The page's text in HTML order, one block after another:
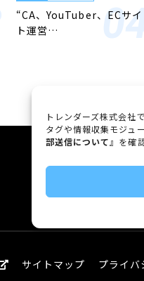
トレンダーズ株式会社
タグや情報収集モジュ
部送信について 』を確
“CA、YouTuber、ECサイ
ト運営…
サイトマップ プライバ